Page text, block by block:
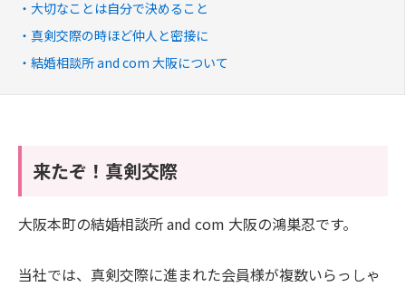
大切なことは自分で決めること
真剣交際の時ほど仲人と密接に
結婚相談所 and com 大阪について
来たぞ！真剣交際
大阪本町の結婚相談所 and com 大阪の鴻巣忍です。
当社では、真剣交際に進まれた会員様が複数いらっしゃ